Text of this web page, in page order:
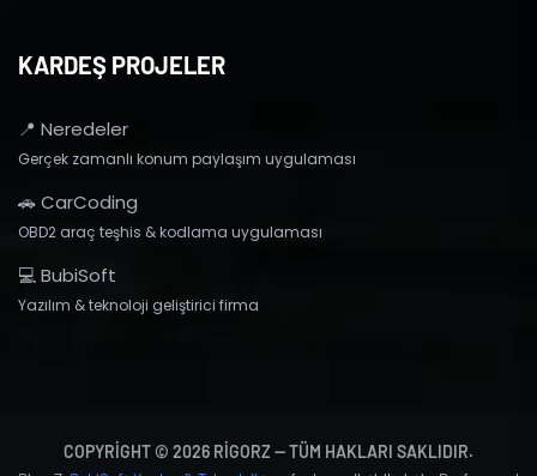
KARDEŞ PROJELER
📍 Neredeler
Gerçek zamanlı konum paylaşım uygulaması
🚗 CarCoding
OBD2 araç teşhis & kodlama uygulaması
💻 BubiSoft
Yazılım & teknoloji geliştirici firma
COPYRIGHT © 2026 RIGORZ — TÜM HAKLARI SAKLIDIR.